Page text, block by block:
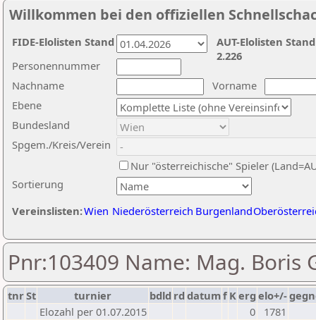
Willkommen bei den offiziellen
Nachname
Vorname
Ebene
Sortierung
Personennummer
Bundesland
Spgem./Kreis/Verein
Nur "österreichische" Spieler
Vereinslisten:Wien Niederösterreich Burgenland
AUT-Elolisten
2.226
FIDE-Elolisten Stand
Pnr:103409 Name: Mag. Boris
tnrSt turnier bdld rd datumf Kerg elo+/-
Elozahl per 01.07.2015
0
1781